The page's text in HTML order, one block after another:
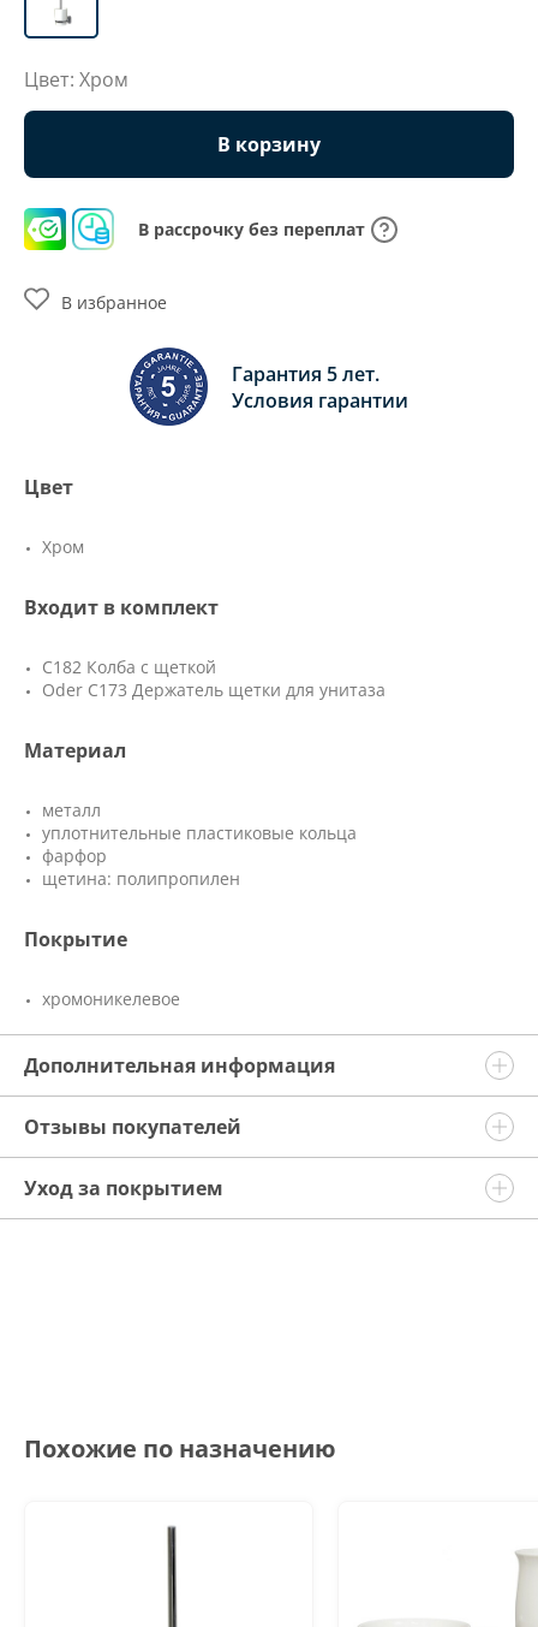
Цвет: Хром
В корзину
В рассрочку без переплат
Гарантия 5 лет.
Условия гарантии
В избранное
Цвет
Хром
Входит в комплект
C182 Колба с щеткой
Oder C173 Держатель щетки для унитаза
Материал
металл
уплотнительные пластиковые кольца
фарфор
щетина: полипропилен
Покрытие
хромоникелевое
Дополнительная информация
Отзывы покупателей
Уход за покрытием
Похожие по назначению